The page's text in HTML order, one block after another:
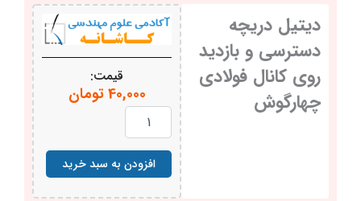
دیتیل دریچه
دسترسی و بازدید
روی کانال فولادی
چهارگوش
قیمت:
40,000تومان
دیتیل
دریچه
بازدید
روی
افزودن به سبد خرید